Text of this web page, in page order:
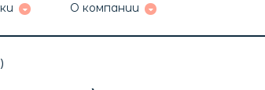
О компании